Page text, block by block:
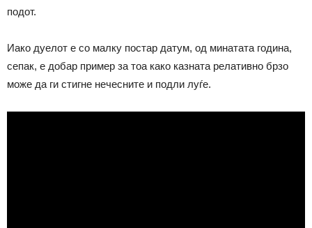
подот.
Иако дуелот е со малку постар датум, од минатата година,
сепак, е добар пример за тоа како казната релативно брзо
може да ги стигне нечесните и подли луѓе.